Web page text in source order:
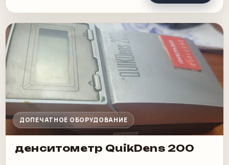
ДОПЕЧАТНОЕ ОБОРУДОВАНИЕ
денситометр QuikDens 200